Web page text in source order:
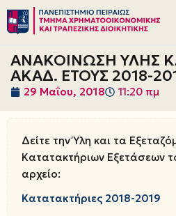
Μεταπηδήστε
στο
περιεχόμενο
ΑΝΑΚΟΙΝΩΣΗ ΥΛΗΣ
ΑΚΑΔ. ΕΤΟΥΣ 2018-
29 Μαΐου, 2018 11:20 πμ
Δείτε την Ύλη και τα
Κατατακτήριων Εξετάσεων
αρχείο:
Κατατακτήριες 2018-2019